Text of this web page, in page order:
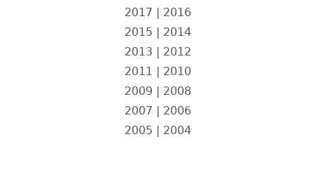
2017 | 2016
2015 | 2014
2013 | 2012
2011 | 2010
2009 | 2008
2007 | 2006
2005 | 2004